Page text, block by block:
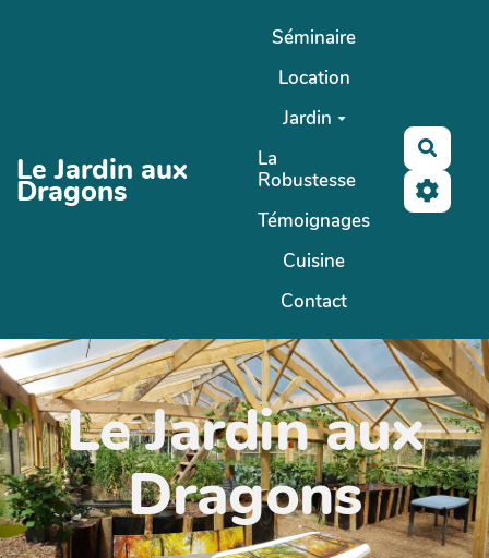
Le Jardin aux
Dragons
Séminaire
Location
Jardin
La
Robustesse
Témoignages
Cuisine
Contact
Le Jardin aux
Dragons